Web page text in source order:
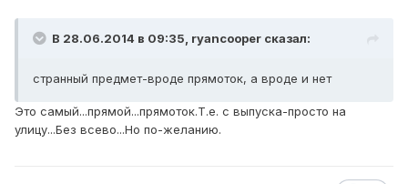
В 28.06.2014 в 09:35, ryancooper сказал:
странный предмет-вроде прямоток, а вроде и нет
Это самый...прямой...прямоток.Т.е. с выпуска-просто на
улицу...Без всево...Но по-желанию.